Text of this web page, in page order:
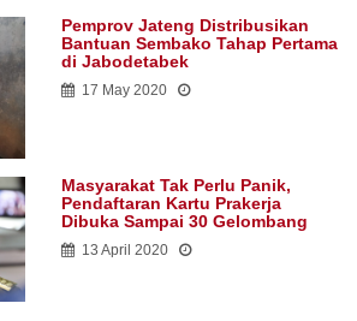
Pemprov Jateng Distribusikan
Bantuan Sembako Tahap Pertama
di Jabodetabek
17 May 2020
Masyarakat Tak Perlu Panik,
Pendaftaran Kartu Prakerja
Dibuka Sampai 30 Gelombang
13 April 2020